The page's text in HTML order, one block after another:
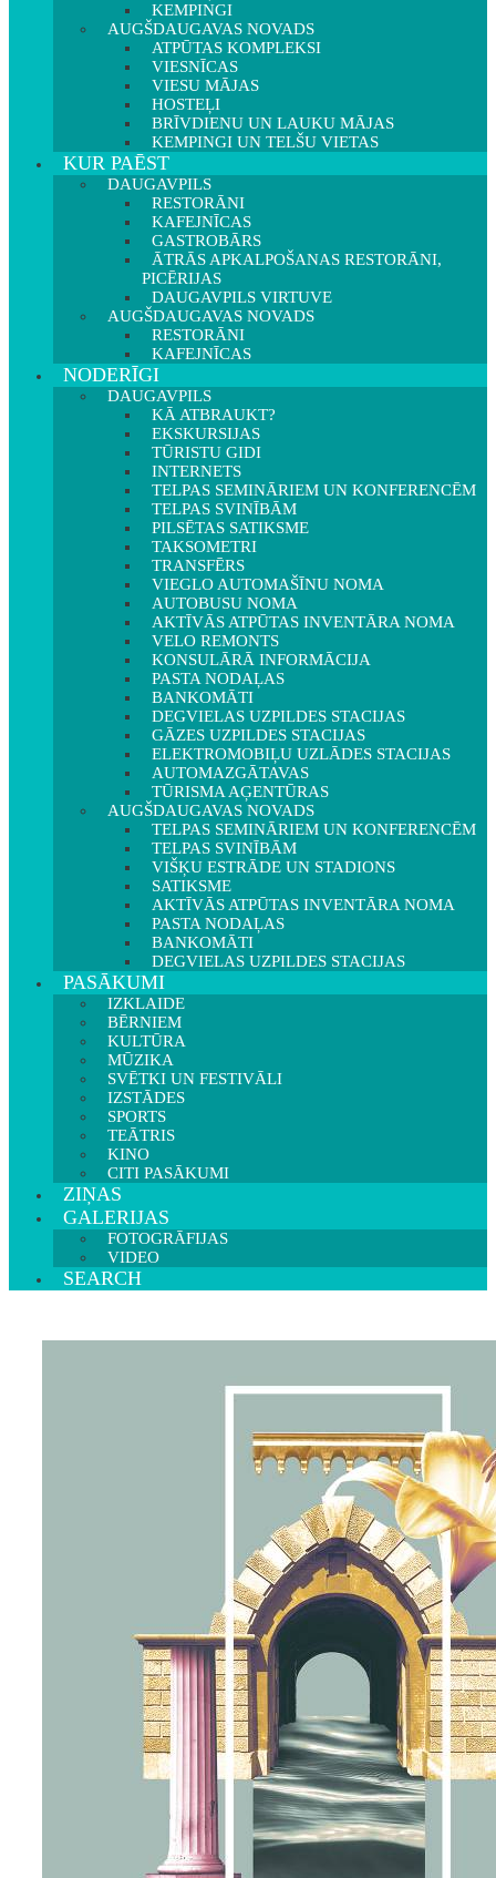
KEMPINGI
AUGŠDAUGAVAS NOVADS
ATPŪTAS KOMPLEKSI
VIESNĪCAS
VIESU MĀJAS
HOSTEĻI
BRĪVDIENU UN LAUKU MĀJAS
KEMPINGI UN TELŠU VIETAS
KUR PAĒST
DAUGAVPILS
RESTORĀNI
KAFEJNĪCAS
GASTROBĀRS
ĀTRĀS APKALPOŠANAS RESTORĀNI,
PICĒRIJAS
DAUGAVPILS VIRTUVE
AUGŠDAUGAVAS NOVADS
RESTORĀNI
KAFEJNĪCAS
NODERĪGI
DAUGAVPILS
KĀ ATBRAUKT?
EKSKURSIJAS
TŪRISTU GIDI
INTERNETS
TELPAS SEMINĀRIEM UN KONFERENCĒM
TELPAS SVINĪBĀM
PILSĒTAS SATIKSME
TAKSOMETRI
TRANSFĒRS
VIEGLO AUTOMAŠĪNU NOMA
AUTOBUSU NOMA
AKTĪVĀS ATPŪTAS INVENTĀRA NOMA
VELO REMONTS
KONSULĀRĀ INFORMĀCIJA
PASTA NODAĻAS
BANKOMĀTI
DEGVIELAS UZPILDES STACIJAS
GĀZES UZPILDES STACIJAS
ELEKTROMOBIĻU UZLĀDES STACIJAS
AUTOMAZGĀTAVAS
TŪRISMA AĢENTŪRAS
AUGŠDAUGAVAS NOVADS
TELPAS SEMINĀRIEM UN KONFERENCĒM
TELPAS SVINĪBĀM
VIŠĶU ESTRĀDE UN STADIONS
SATIKSME
AKTĪVĀS ATPŪTAS INVENTĀRA NOMA
PASTA NODAĻAS
BANKOMĀTI
DEGVIELAS UZPILDES STACIJAS
PASĀKUMI
IZKLAIDE
BĒRNIEM
KULTŪRA
MŪZIKA
SVĒTKI UN FESTIVĀLI
IZSTĀDES
SPORTS
TEĀTRIS
KINO
CITI PASĀKUMI
ZIŅAS
GALERIJAS
FOTOGRĀFIJAS
VIDEO
SEARCH